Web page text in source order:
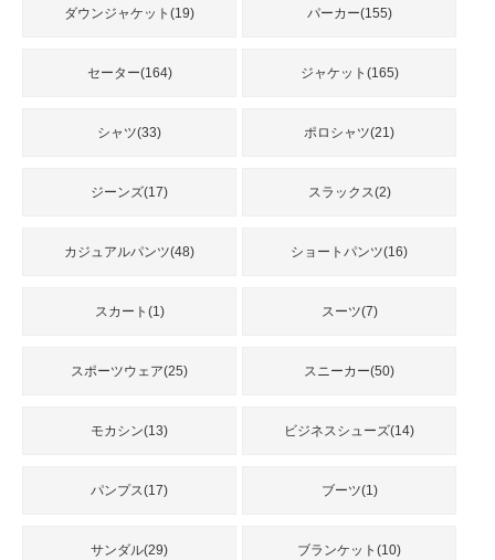
ダウンジャケット(19) パーカー(155)
セーター(164) ジャケット(165)
シャツ(33) ポロシャツ(21)
ジーンズ(17) スラックス(2)
カジュアルパンツ(48) ショートパンツ(16)
スカート(1) スーツ(7)
スポーツウェア(25) スニーカー(50)
モカシン(13) ビジネスシューズ(14)
パンプス(17) ブーツ(1)
サンダル(29) ブランケット(10)